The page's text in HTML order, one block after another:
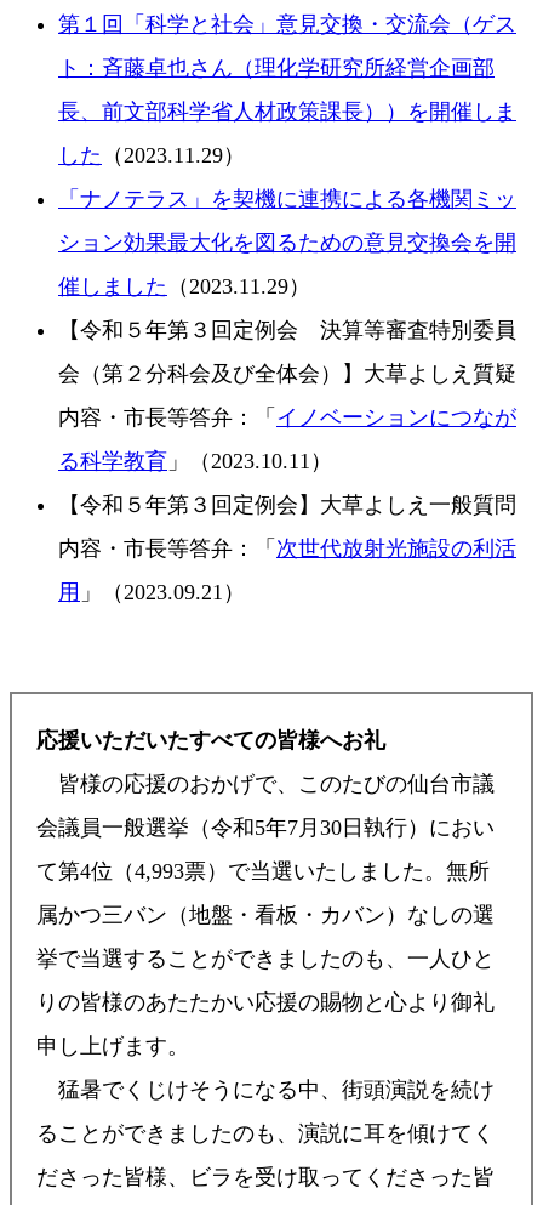
第１回「科学と社会」意見交換・交流会（ゲス
ト：斉藤卓也さん（理化学研究所経営企画部
長、前文部科学省人材政策課長））を開催しま
した （2023.11.29）
「ナノテラス」を契機に連携による各機関ミッ
ション効果最大化を図るための意見交換会を開
催しました （2023.11.29）
【令和５年第３回定例会 決算等審査特別委員
会（第２分科会及び全体会）】大草よしえ質疑
内容・市長等答弁：「 イノベーションにつなが
る科学教育 」（2023.10.11）
【令和５年第３回定例会】大草よしえ一般質問
内容・市長等答弁：「 次世代放射光施設の利活
用 」（2023.09.21）
応援いただいたすべての皆様へお礼
皆様の応援のおかげで、このたびの仙台市議
会議員一般選挙（令和5年7月30日執行）におい
て第4位（4,993票）で当選いたしました。無所
属かつ三バン（地盤・看板・カバン）なしの選
挙で当選することができましたのも、一人ひと
りの皆様のあたたかい応援の賜物と心より御礼
申し上げます。
猛暑でくじけそうになる中、街頭演説を続け
ることができましたのも、演説に耳を傾けてく
ださった皆様、ビラを受け取ってくださった皆